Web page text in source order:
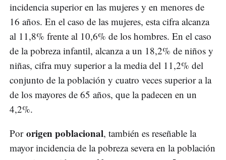
incidencia superior en las mujeres y en menores de
16 años. En el caso de las mujeres, esta cifra alcanza
al 11,8% frente al 10,6% de los hombres. En el caso
de la pobreza infantil, alcanza a un 18,2% de niños y
niñas, cifra muy superior a la media del 11,2% del
conjunto de la población y cuatro veces superior a la
de los mayores de 65 años, que la padecen en un
4,2%.
Por origen poblacional, también es reseñable la
mayor incidencia de la pobreza severa en la población